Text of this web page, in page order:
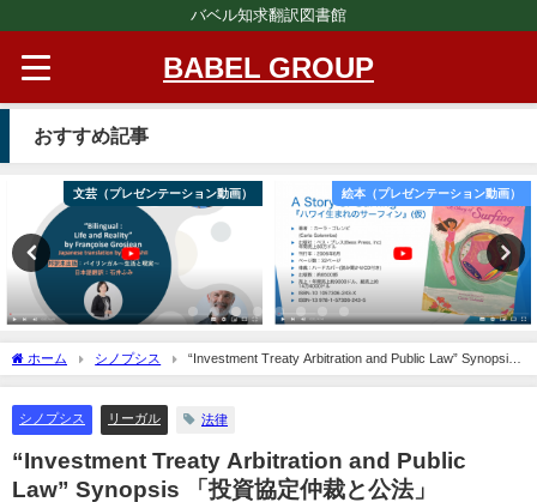
バベル知求翻訳図書館
BABEL GROUP
おすすめ記事
文芸（プレゼンテーション動画） 絵本（プレゼンテーション動画）
ホーム シノプシス
“Investment Treaty Arbitration and Public Law” Synopsis
「投資協定仲裁と公法」
シノプシス リーガル 法律
“Investment Treaty Arbitration and Public
Law” Synopsis 「投資協定仲裁と公法」